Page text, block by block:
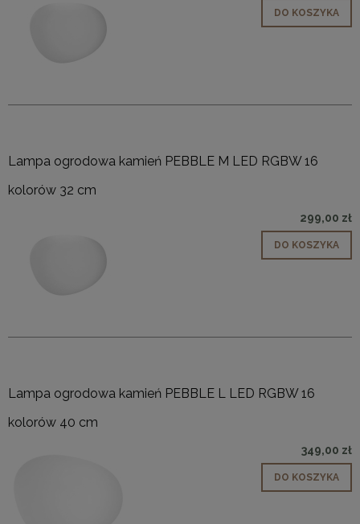
DO KOSZYKA
Lampa ogrodowa kamień PEBBLE M LED RGBW 16
kolorów 32 cm
299,00 zł
DO KOSZYKA
Lampa ogrodowa kamień PEBBLE L LED RGBW 16
kolorów 40 cm
349,00 zł
DO KOSZYKA